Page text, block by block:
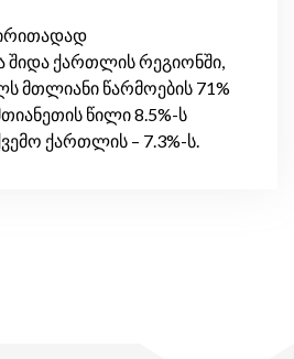
შიდა ქართლის რეგიონში,
მთლიანი წარმოების 71%
წილი 8.5%-ს
ქართლის – 7.3%-ს.